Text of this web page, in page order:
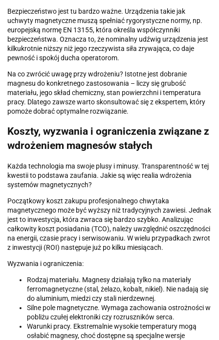
Bezpieczeństwo jest tu bardzo ważne. Urządzenia takie jak
uchwyty magnetyczne muszą spełniać rygorystyczne normy, np.
europejską normę EN 13155, która określa współczynniki
bezpieczeństwa. Oznacza to, że nominalny udźwig urządzenia jest
kilkukrotnie niższy niż jego rzeczywista siła zrywająca, co daje
pewność i spokój ducha operatorom.
Na co zwrócić uwagę przy wdrożeniu? Istotne jest dobranie
magnesu do konkretnego zastosowania – liczy się grubość
materiału, jego skład chemiczny, stan powierzchni i temperatura
pracy. Dlatego zawsze warto skonsultować się z ekspertem, który
pomoże dobrać optymalne rozwiązanie.
Koszty, wyzwania i ograniczenia związane z
wdrożeniem magnesów stałych
Każda technologia ma swoje plusy i minusy. Transparentność w tej
kwestii to podstawa zaufania. Jakie są więc realia wdrożenia
systemów magnetycznych?
Początkowy koszt zakupu profesjonalnego chwytaka
magnetycznego może być wyższy niż tradycyjnych zawiesi. Jednak
jest to inwestycja, która zwraca się bardzo szybko. Analizując
całkowity koszt posiadania (TCO), należy uwzględnić oszczędności
na energii, czasie pracy i serwisowaniu. W wielu przypadkach zwrot
z inwestycji (ROI) następuje już po kilku miesiącach.
Wyzwania i ograniczenia:
Rodzaj materiału. Magnesy działają tylko na materiały
ferromagnetyczne (stal, żelazo, kobalt, nikiel). Nie nadają się
do aluminium, miedzi czy stali nierdzewnej.
Silne pole magnetyczne. Wymaga zachowania ostrożności w
pobliżu czułej elektroniki czy rozruszników serca.
Warunki pracy. Ekstremalnie wysokie temperatury mogą
osłabić magnesy, choć dostępne są specjalne wersje